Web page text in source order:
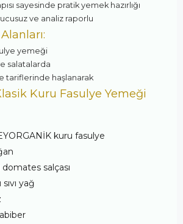
sayesinde pratik yemek hazırlığı
ve analiz raporlu
yemeği
salatalarda
tariflerinde haşlanarak
Kuru Fasulye Yemeği
kuru fasulye
domates salçası
yağ